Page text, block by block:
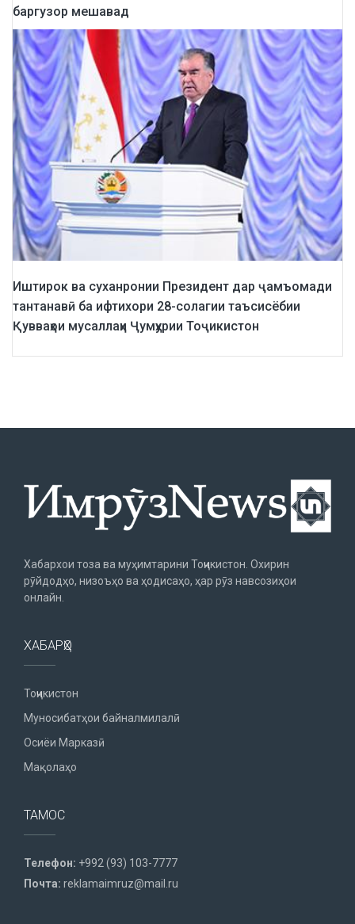
баргузор мешавад
Иштирок ва суханронии Президент дар ҷамъомади
тантанавӣ ба ифтихори 28-солагии таъсисёбии
Қувваҳои мусаллаҳи Ҷумҳурии Тоҷикистон
Хабархои тоза ва муҳимтарини Тоҷикистон. Охирин
рӯйдодҳо, низоъҳо ва ҳодисаҳо, ҳар рӯз навсозиҳои
онлайн.
ХАБАРҲО
Тоҷикистон
Муносибатҳои байналмилалӣ
Осиёи Марказӣ
Мақолаҳо
ТАМОС
Телефон: +992 (93) 103-7777
Почта: reklamaimruz@mail.ru